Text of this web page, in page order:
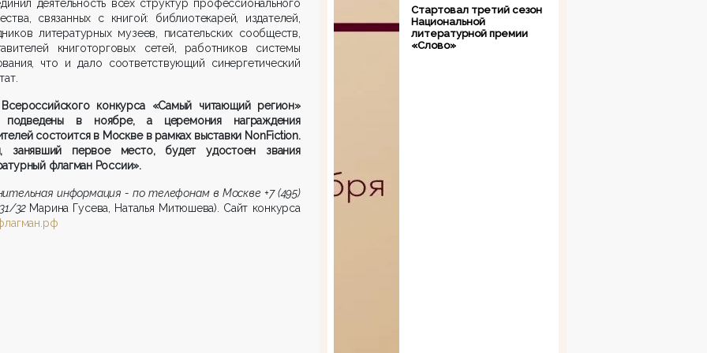
деятельность всех структур профессионального
связанных с книгой: библиотекарей, издателей,
литературных музеев, писательских сообществ,
книготорговых сетей, работников системы
что и дало соответствующий синергетический
конкурса «Самый читающий регион»
подведены в ноябре, а церемония награждения
состоится в Москве в рамках выставки NonFiction.
занявший первое место, будет удостоен звания
флагман России».
информация - по телефонам в Москве +7 (495)
32 Марина Гусева, Наталья Митюшева). Сайт конкурса
Стартовал третий сезон
Национальной
литературной премии
«Слово»